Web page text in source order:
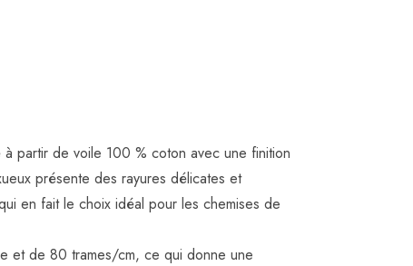
partir de voile 100 % coton avec une finition
présente des rayures délicates et
en fait le choix idéal pour les chemises de
et de 80 trames/cm, ce qui donne une